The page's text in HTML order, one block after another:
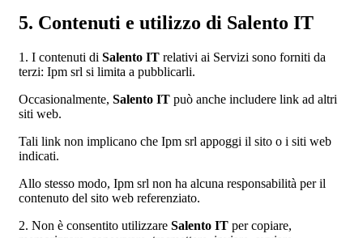
5. Contenuti e utilizzo di Salento IT
1. I contenuti di Salento IT relativi ai Servizi sono forniti da
terzi: Ipm srl si limita a pubblicarli.
Occasionalmente, Salento IT può anche includere link ad altri
siti web.
Tali link non implicano che Ipm srl appoggi il sito o i siti web
indicati.
Allo stesso modo, Ipm srl non ha alcuna responsabilità per il
contenuto del sito web referenziato.
2. Non è consentito utilizzare Salento IT per copiare,